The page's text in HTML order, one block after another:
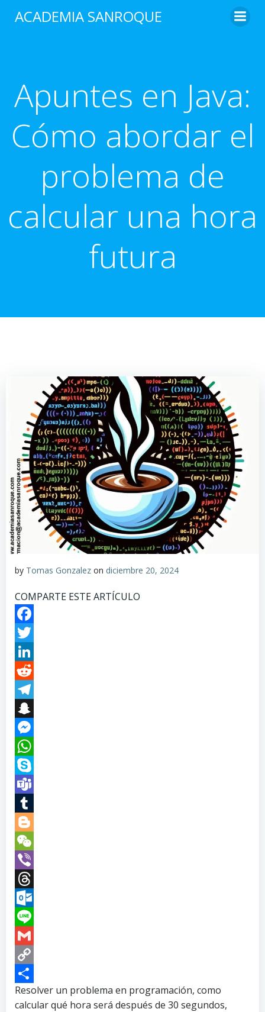
al
ACADEMIA SANROQUE
Apuntes en Java:
Cómo abordar el
problema de
calcular una hora
futura
by Tomas Gonzalez on diciembre 20, 2024
COMPARTE ESTE ARTÍCULO
Facebook
Twitter
LinkedIn
Reddit
Telegram
Snapchat
Messenger
WhatsApp
Skype
Teams
Tumblr
Blogger
WeChat
Viber
Threads
Outlook.com
Line
Gmail
Copy
Link
Compartir
Resolver un problema en programación, como
calcular qué hora será después de 30 segundos,